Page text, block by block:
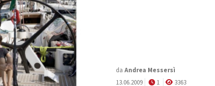
da Andrea Messersì
13.06.2009
1 3363